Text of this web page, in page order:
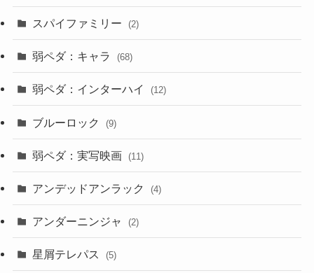
スパイファミリー (2)
弱ペダ：キャラ (68)
弱ペダ：インターハイ (12)
ブルーロック (9)
弱ペダ：実写映画 (11)
アンデッドアンラック (4)
アンダーニンジャ (2)
星屑テレパス (5)